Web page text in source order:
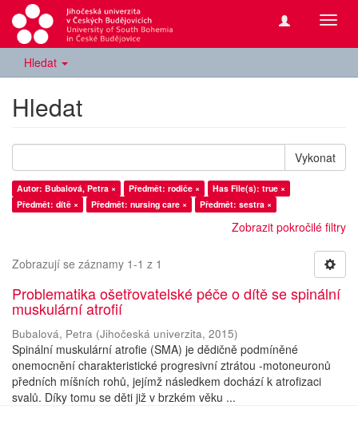
Hledat
Hledat
Vykonat
Autor: Bubalová, Petra × Předmět: rodiče ×
Has File(s): true ×
Předmět: dítě ×
Předmět: nursing care × Předmět: sestra ×
Zobrazit pokročilé filtry
Zobrazují se záznamy 1-1 z 1
Problematika ošetřovatelské péče o dítě se spinální
muskulární atrofií
Bubalová, Petra (Jihočeská univerzita, 2015)
Spinální muskulární atrofie (SMA) je dědičně podmíněné
onemocnění charakteristické progresivní ztrátou -motoneuronů
předních míšních rohů, jejímž následkem dochází k atrofizaci
svalů. Díky tomu se děti již v brzkém věku ...